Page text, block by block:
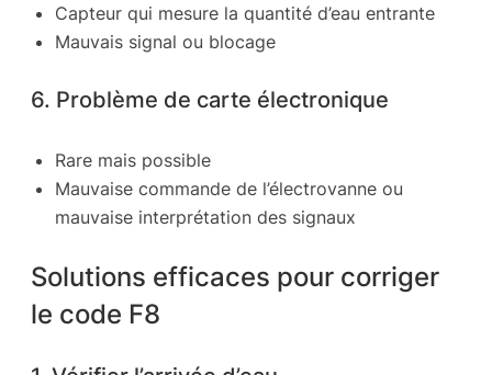
Capteur qui mesure la quantité d’eau entrante
Mauvais signal ou blocage
6. Problème de carte électronique
Rare mais possible
Mauvaise commande de l’électrovanne ou
mauvaise interprétation des signaux
Solutions efficaces pour corriger
le code F8